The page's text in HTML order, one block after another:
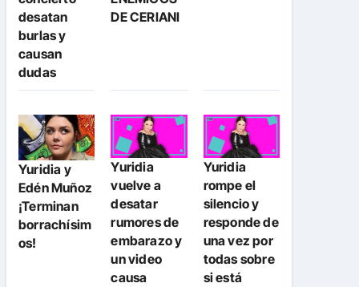
desatan
burlas y
causan
dudas
DE CERIANI
Yuridia y
Edén Muñoz
¡Terminan
borrachísim
os!
Yuridia
vuelve a
desatar
rumores de
embarazo y
un video
causa
Yuridia
rompe el
silencio y
responde de
una vez por
todas sobre
si está